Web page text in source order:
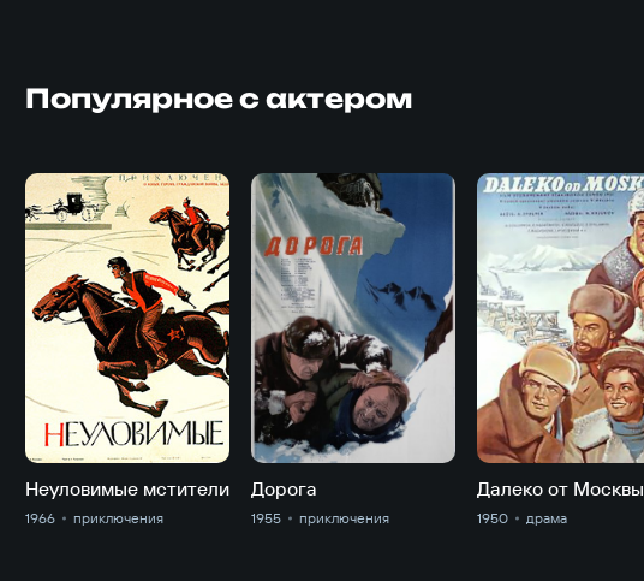
Популярное с актером
Неуловимые мстители
1966 приключе­ния
Дорога
1955 приключе­ния
Далеко от Москвы
1950 драма